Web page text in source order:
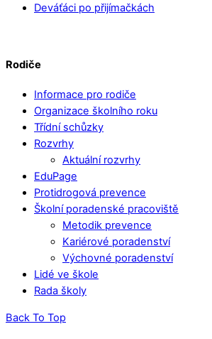
Deváťáci po přijímačkách
Rodiče
Informace pro rodiče
Organizace školního roku
Třídní schůzky
Rozvrhy
Aktuální rozvrhy
EduPage
Protidrogová prevence
Školní poradenské pracoviště
Metodik prevence
Kariérové poradenství
Výchovné poradenství
Lidé ve škole
Rada školy
Back To Top